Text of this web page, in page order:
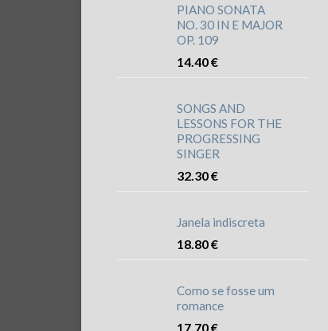
PIANO SONATA
NO. 30 IN E MAJOR
OP. 109
14.40€
SONGS AND
LESSONS FOR THE
PROGRESSING
SINGER
32.30€
Janela indiscreta
18.80€
Como se fosse um
romance
17.70€